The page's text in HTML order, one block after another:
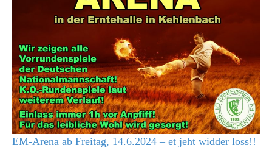
EM-Arena ab Freitag, 14.6.2024 – et jeht widder loss!!